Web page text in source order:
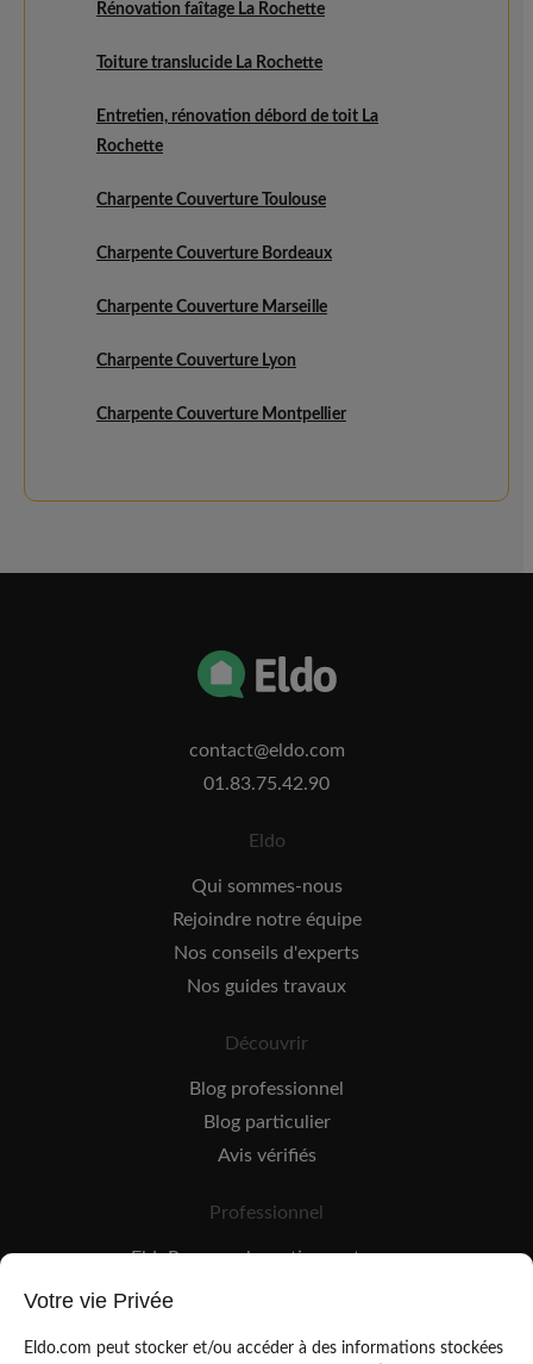
Rénovation faîtage La Rochette
Toiture translucide La Rochette
Entretien, rénovation débord de toit La
Rochette
Charpente Couverture Toulouse
Charpente Couverture Bordeaux
Charpente Couverture Marseille
Charpente Couverture Lyon
Charpente Couverture Montpellier
contact@eldo.com
01.83.75.42.90
Eldo
Qui sommes-nous
Rejoindre notre équipe
Nos conseils d'experts
Nos guides travaux
Découvrir
Blog professionnel
Blog particulier
Avis vérifiés
Professionnel
EldoPro pour les artisans et pros
EldoNetwork pour les réseaux, marques et industriels
Votre vie Privée
Eldo.com peut stocker et/ou accéder à des informations stockées